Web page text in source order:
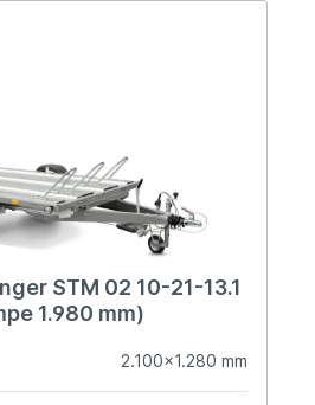
STM 02 10-21-13.1
1.980 mm)
2.100x1.280 mm